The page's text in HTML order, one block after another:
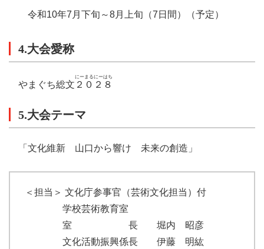
令和10年7月下旬～8月上旬（7日間）（予定）
4.大会愛称
やまぐち総文 ２０２８
にーまるにーはち
5.大会テーマ
「文化維新 山口から響け 未来の創造」
＜担当＞ 文化庁参事官（芸術文化担当）付
学校芸術教育室
室 長 堀内 昭彦
文化活動振興係長 伊藤 明紘